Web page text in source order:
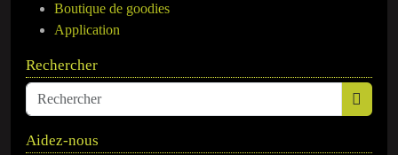
Boutique de goodies
Application
Rechercher
Aidez-nous